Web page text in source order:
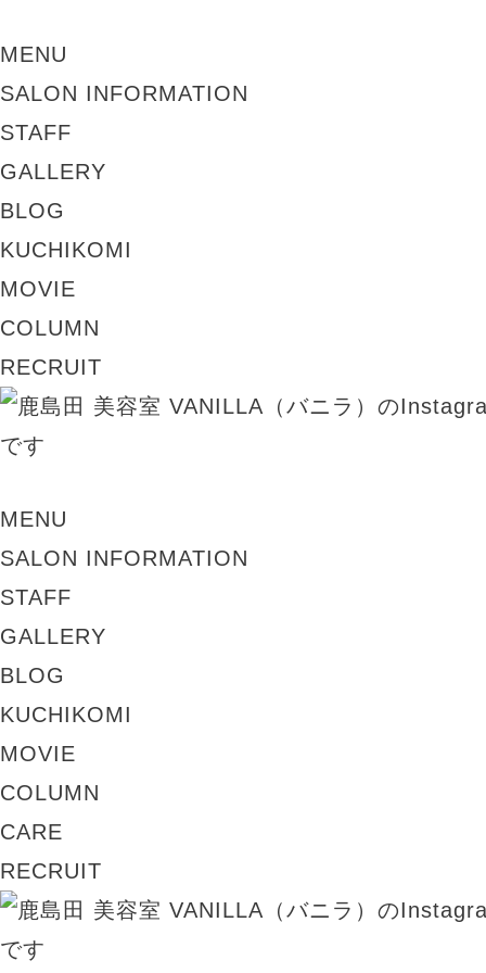
MENU
SALON INFORMATION
STAFF
GALLERY
BLOG
KUCHIKOMI
MOVIE
COLUMN
RECRUIT
MENU
SALON INFORMATION
STAFF
GALLERY
BLOG
KUCHIKOMI
MOVIE
COLUMN
CARE
RECRUIT